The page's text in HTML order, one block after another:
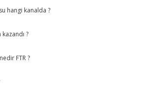
hangi kanalda ?
?
FTR ?